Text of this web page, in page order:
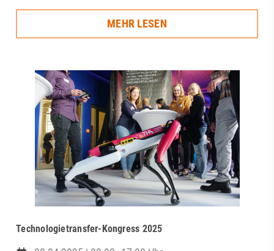
MEHR LESEN
Technologietransfer-Kongress 2025